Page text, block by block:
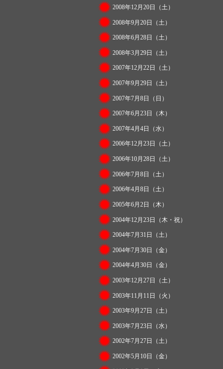
2008年12月20日（土）
2008年9月20日（土）
2008年6月28日（土）
2008年3月29日（土）
2007年12月22日（土）
2007年9月29日（土）
2007年7月8日（日）
2007年6月23日（木）
2007年4月4日（水）
2006年12月23日（土）
2006年10月28日（土）
2006年7月8日（土）
2006年4月8日（土）
2005年6月2日（木）
2004年12月23日（木・祝）
2004年7月31日（土）
2004年7月30日（金）
2004年4月30日（金）
2003年12月27日（土）
2003年11月11日（火）
2003年9月27日（土）
2003年7月23日（水）
2002年7月27日（土）
2002年5月10日（金）